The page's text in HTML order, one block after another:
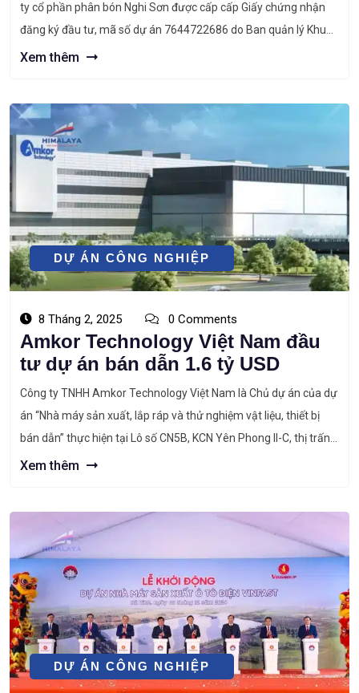
ty cổ phần phân bón Nghi Sơn được cấp cấp Giấy chứng nhận
đăng ký đầu tư, mã số dự án 7644722686 do Ban quản lý Khu
kinh tế Nghi Sơn và các KCN tỉnh Thanh Hóa cấp chứng nhận lần
Xem thêm
DỰ ÁN CÔNG NGHIỆP
8 Tháng 2, 2025 0 Comments
Amkor Technology Việt Nam đầu
tư dự án bán dẫn 1.6 tỷ USD
Công ty TNHH Amkor Technology Việt Nam là Chủ dự án của dự
án “Nhà máy sản xuất, lắp ráp và thử nghiệm vật liệu, thiết bị
bán dẫn” thực hiện tại Lô số CN5B, KCN Yên Phong II-C, thị trấn
Chờ, xã Tam Giang và xã Đông Tiến, huyện Yên Phong, tỉnh Bắc
Xem thêm
DỰ ÁN CÔNG NGHIỆP